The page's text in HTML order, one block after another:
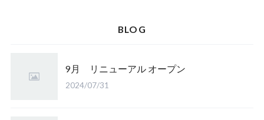
BLOG
9月 リニューアル オープン
2024/07/31